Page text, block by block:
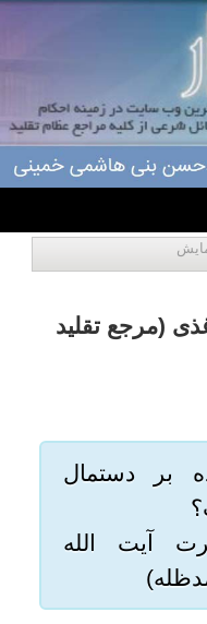
سجده بر دستمال
چیست؟
نيست مگر اینکه
آنها را از چيزهایی
که سجده بر آن جایز
سجده بر كاغذهايی
يا كتان و امثال آنها است
یاحقّ.